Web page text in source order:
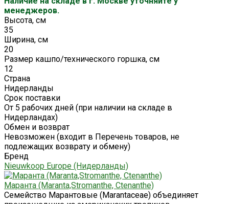
менеджеров.
Высота, см
35
Ширина, см
20
Размер кашпо/технического горшка, см
12
Страна
Нидерланды
Срок поставки
От 5 рабочих дней (при наличии на складе в
Нидерландах)
Обмен и возврат
Невозможен (входит в Перечень товаров, не
подлежащих возврату и обмену)
Бренд
Nieuwkoop Europe (Нидерланды)
Маранта (Maranta,Stromanthe, Ctenanthe)
Семейство Марантовые (Marantaceae) объединяет